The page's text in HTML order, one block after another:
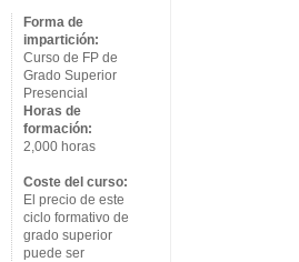
Forma de
impartición:
Curso de FP de
Grado Superior
Presencial
Horas de
formación:
2,000 horas
Coste del curso:
El precio de este
ciclo formativo de
grado superior
puede ser